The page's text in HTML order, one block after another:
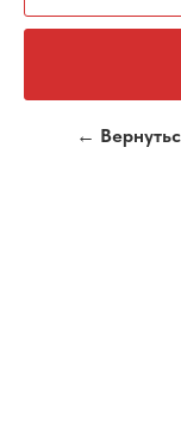
←